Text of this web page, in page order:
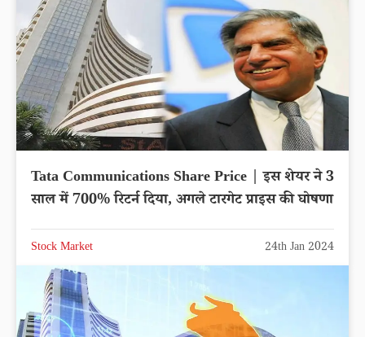
Tata Communications Share Price | इस शेयर ने 3
साल में 700% रिटर्न दिया, अगले टारगेट प्राइस की घोषणा
Stock Market 24th Jan 2024